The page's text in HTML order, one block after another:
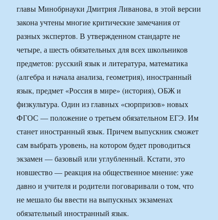
главы Минобрнауки Дмитрия Ливанова, в этой версии
закона учтены многие критические замечания от
разных экспертов. В утвержденном стандарте не
четыре, а шесть обязательных для всех школьников
предметов: русский язык и литература, математика
(алгебра и начала анализа, геометрия), иностранный
язык, предмет «Россия в мире» (история), ОБЖ и
физкультура. Один из главных «сюрпризов» новых
ФГОС — положение о третьем обязательном ЕГЭ. Им
станет иностранный язык. Причем выпускник сможет
сам выбрать уровень, на котором будет проводиться
экзамен — базовый или углубленный. Кстати, это
новшество — реакция на общественное мнение: уже
давно и учителя и родители поговаривали о том, что
не мешало бы ввести на выпускных экзаменах
обязательный иностранный язык.